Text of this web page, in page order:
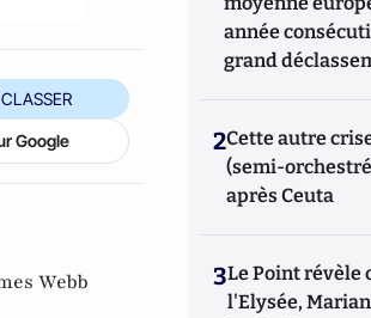
CLASSER
Google
Webb
année
grand
2Cette autre
(semi-
après Ceuta
3Le Point révèle
l'Elysée,